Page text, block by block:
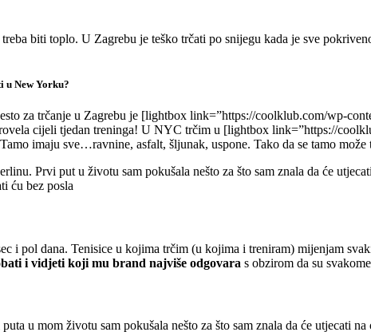
biti toplo. U Zagrebu je teško trčati po snijegu kada je sve
u New Yorku?
za trčanje u Zagrebu je [lightbox link=”https://coolklub.com/wp-
cijeli tjedan treninga! U NYC trčim u [lightbox link=”https://
Tamo imaju sve…ravnine, asfalt, šljunak, uspone. Tako da se tamo
Prvi put u životu sam pokušala nešto za što sam znala da će
ću bez posla
i pol dana. Tenisice u kojima trčim (u kojima i treniram) mijenjam
i vidjeti koji mu brand najviše odgovara s obzirom da su
u mom životu sam pokušala nešto za što sam znala da će utjecati